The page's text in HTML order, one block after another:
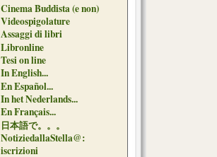
Cinema Buddista (e non)
Videospigolature
Assaggi di libri
Libronline
Tesi on line
In English...
En Español...
In het Nederlands...
En Français...
日本語で。。。
NotiziedallaStella@:
iscrizioni